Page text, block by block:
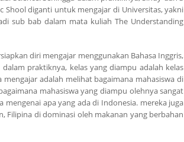
Shool diganti untuk mengajar di Universitas, yakni
sub bab dalam mata kuliah The Understanding
diri mengajar menggunakan Bahasa Inggris,
praktiknya, kelas yang diampu adalah kelas
adalah melihat bagaimana mahasiswa di
mahasiswa yang diampu olehnya sangat
apa yang ada di Indonesia. mereka juga
Filipina di dominasi oleh makanan yang berbahan